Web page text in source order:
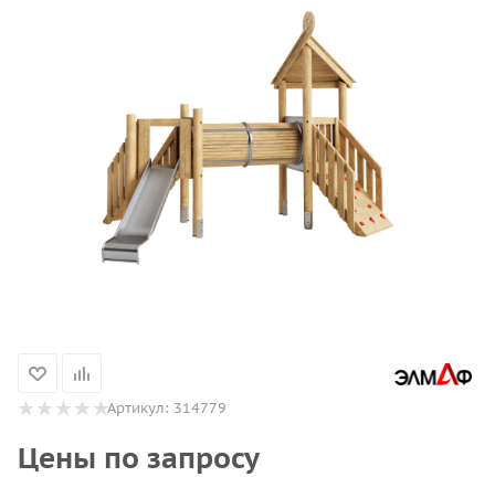
Артикул: 314779
Цены по запросу